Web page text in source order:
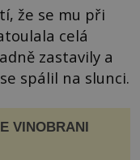
že se mu při
celá
zastavily a
spálil na slunci.
VINOBRANÍ